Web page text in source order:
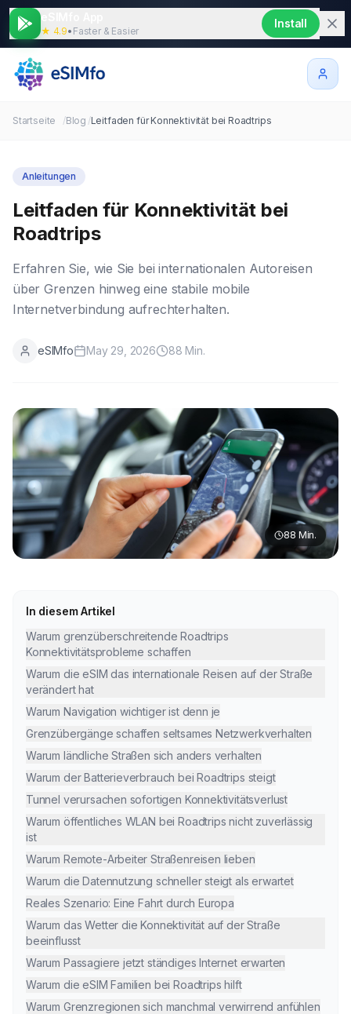
★ 4.9• Faster & Easier
Install
Startseite /Blog /Leitfaden für Konnektivität bei Roadtrips
Anleitungen
Leitfaden für Konnektivität bei
Roadtrips
Erfahren Sie, wie Sie bei internationalen Autoreisen
über Grenzen hinweg eine stabile mobile
Internetverbindung aufrechterhalten.
eSIMfo May 29, 2026 88 Min.
88 Min.
In diesem Artikel
Warum grenzüberschreitende Roadtrips
Konnektivitätsprobleme schaffen
Warum die eSIM das internationale Reisen auf der Straße
verändert hat
Warum Navigation wichtiger ist denn je
Grenzübergänge schaffen seltsames Netzwerkverhalten
Warum ländliche Straßen sich anders verhalten
Warum der Batterieverbrauch bei Roadtrips steigt
Tunnel verursachen sofortigen Konnektivitätsverlust
Warum öffentliches WLAN bei Roadtrips nicht zuverlässig
ist
Warum Remote-Arbeiter Straßenreisen lieben
Warum die Datennutzung schneller steigt als erwartet
Reales Szenario: Eine Fahrt durch Europa
Warum das Wetter die Konnektivität auf der Straße
beeinflusst
Warum Passagiere jetzt ständiges Internet erwarten
Warum die eSIM Familien bei Roadtrips hilft
Warum Grenzregionen sich manchmal verwirrend anfühlen